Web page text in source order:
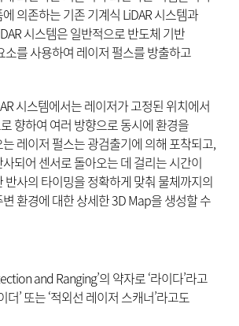
의존하는 기존 기계식 LiDAR 시스템과
시스템은 일반적으로 반도체 기반
소를 사용하여 레이저 펄스를 방출하고
시스템에서는 레이저가 고정된 위치에서
향하여 여러 방향으로 동시에 환경을
레이저 펄스는 광검출기에 의해 포착되고,
되어 센서로 돌아오는 데 걸리는 시간이
반사의 타이밍을 정확하게 맞춰 물체까지의
환경에 대한 상세한 3D Map을 생성할 수
and Ranging’의 약자로 ‘라이다’라고
더’ 또는 ‘적외선 레이저 스캐너’라고도